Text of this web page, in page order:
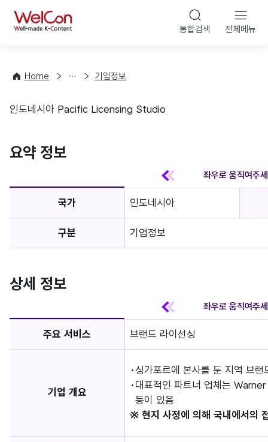
WelCon 통합검색 전체메뉴
Home
컨
팅
해
기
정
기업정보
기업정보
인도네시아 Pacific Licensing Studio
요약 정보
국가 인도네시아
구분 기업정보
상세 정보
주요 서비스 브랜드 라이선싱
기업 개요
싱가포르에 본사를 둔 지역 브
대표적인 파트너 업체는
등이 있음
※ 현지 사정에 의해 국내에서의